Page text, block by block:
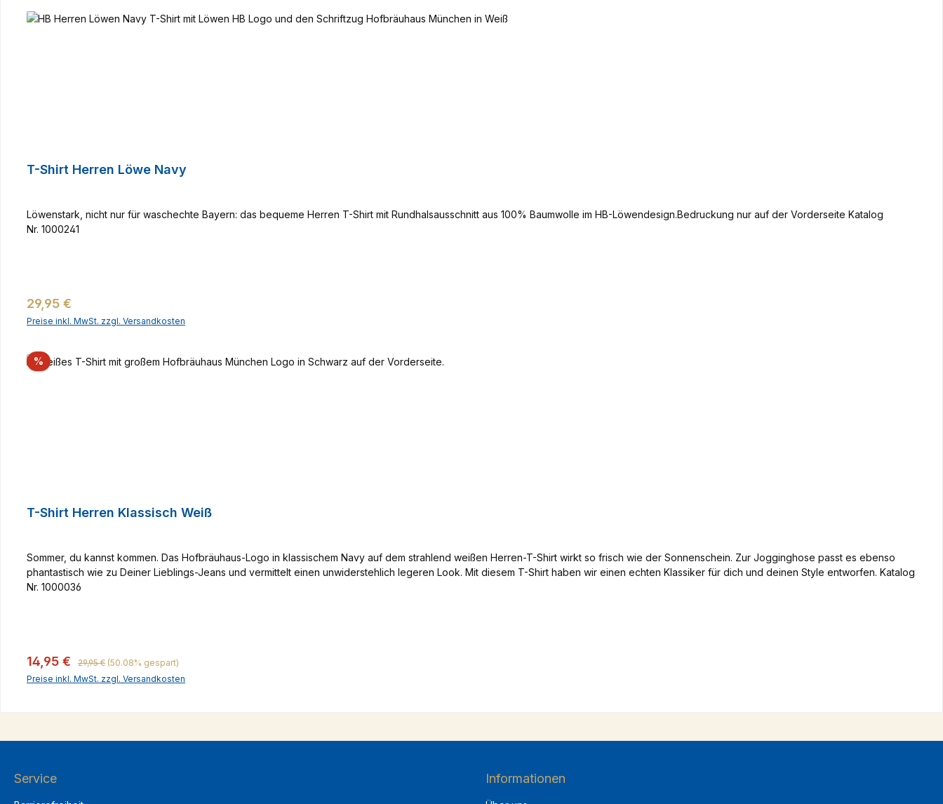
T-Shirt Herren Löwe Navy
Löwenstark, nicht nur für waschechte Bayern: das bequeme Herren T-Shirt mit Rundhalsausschnitt aus 100% Baumwolle im HB-Löwendesign.Bedruckung nur auf der Vorderseite Katalog
Nr. 1000241
Regulärer Preis:
29,95 €
Preise inkl. MwSt. zzgl. Versandkosten
% Rabatt
T-Shirt Herren Klassisch Weiß
Sommer, du kannst kommen. Das Hofbräuhaus-Logo in klassischem Navy auf dem strahlend weißen Herren-T-Shirt wirkt so frisch wie der Sonnenschein. Zur Jogginghose passt es ebenso
phantastisch wie zu Deiner Lieblings-Jeans und vermittelt einen unwiderstehlich legeren Look. Mit diesem T-Shirt haben wir einen echten Klassiker für dich und deinen Style entworfen. Katalog
Nr. 1000036
Verkaufspreis:
14,95 € Regulärer Preis:
29,95 € (50.08% gespart)
Preise inkl. MwSt. zzgl. Versandkosten
Service Informationen